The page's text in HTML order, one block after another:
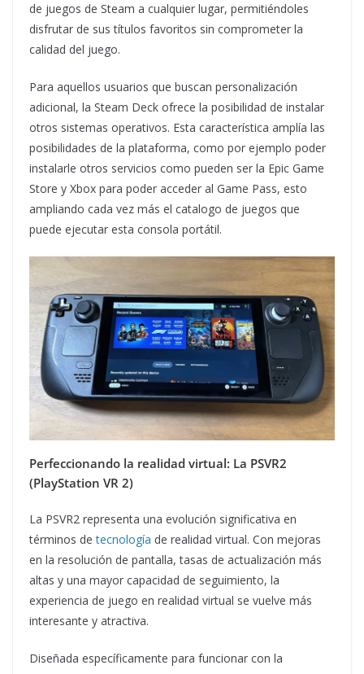
de juegos de Steam a cualquier lugar, permitiéndoles
disfrutar de sus títulos favoritos sin comprometer la
calidad del juego.
Para aquellos usuarios que buscan personalización
adicional, la Steam Deck ofrece la posibilidad de instalar
otros sistemas operativos. Esta característica amplía las
posibilidades de la plataforma, como por ejemplo poder
instalarle otros servicios como pueden ser la Epic Game
Store y Xbox para poder acceder al Game Pass, esto
ampliando cada vez más el catalogo de juegos que
puede ejecutar esta consola portátil.
Perfeccionando la realidad virtual: La PSVR2
(PlayStation VR 2)
La PSVR2 representa una evolución significativa en
términos detecnología de realidad virtual. Con mejoras
en la resolución de pantalla, tasas de actualización más
altas y una mayor capacidad de seguimiento, la
experiencia de juego en realidad virtual se vuelve más
interesante y atractiva.
Diseñada específicamente para funcionar con la